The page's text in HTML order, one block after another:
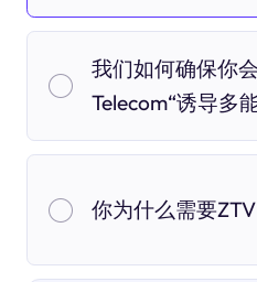
我们如何确保你
Telecom“诱导多
你为什么需要